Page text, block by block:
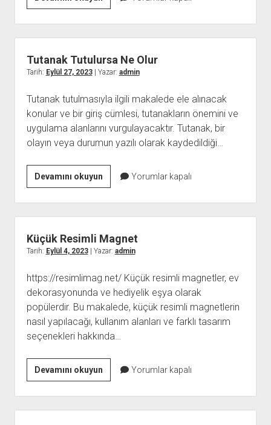
Kortizon
Şişliği
Nasıl
Geçer
Tutanak Tutulursa Ne Olur
Tarih: Eylül 27, 2023| Yazar: admin
Tutanak tutulmasıyla ilgili makalede ele alınacak
konular ve bir giriş cümlesi, tutanakların önemini ve
uygulama alanlarını vurgulayacaktır. Tutanak, bir
olayın veya durumun yazılı olarak kaydedildiği…
Devamını okuyunTutanak
Tutulursa
Ne
Olur
Yorumlar kapalı
Küçük Resimli Magnet
Tarih: Eylül 4, 2023| Yazar: admin
https://resimlimag.net/ Küçük resimli magnetler, ev
dekorasyonunda ve hediyelik eşya olarak
popülerdir. Bu makalede, küçük resimli magnetlerin
nasıl yapılacağı, kullanım alanları ve farklı tasarım
seçenekleri hakkında…
Devamını okuyunKüçük
Resimli
Magnet
Yorumlar kapalı